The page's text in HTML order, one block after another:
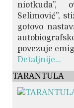
niotkuda’’,
Selimović”,
gotovo
povezuje
Detaljnije...
TARANTULA